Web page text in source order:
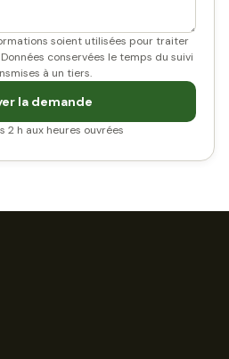
soient utilisées pour traiter
conservées le temps du suivi
à un tiers.
la demande
2 h aux heures ouvrées